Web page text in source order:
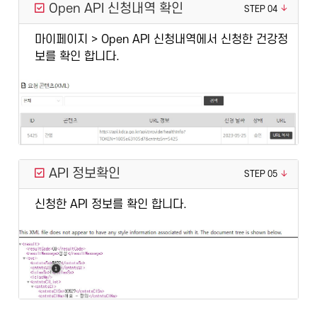
Open API 신청내역 확인 STEP 04
마이페이지 > Open API 신청내역에서 신청한 건강정
보를 확인 합니다.
API 정보확인 STEP 05
신청한 API 정보를 확인 합니다.